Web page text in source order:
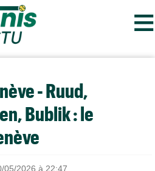
≡
- Ruud,
Bublik : le
05/2026 à 22:47